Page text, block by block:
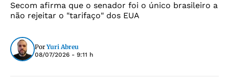
Secom afirma que o senador foi o único brasileiro a
não rejeitar o "tarifaço" dos EUA
Por Yuri Abreu
08/07/2026 - 9:11 h